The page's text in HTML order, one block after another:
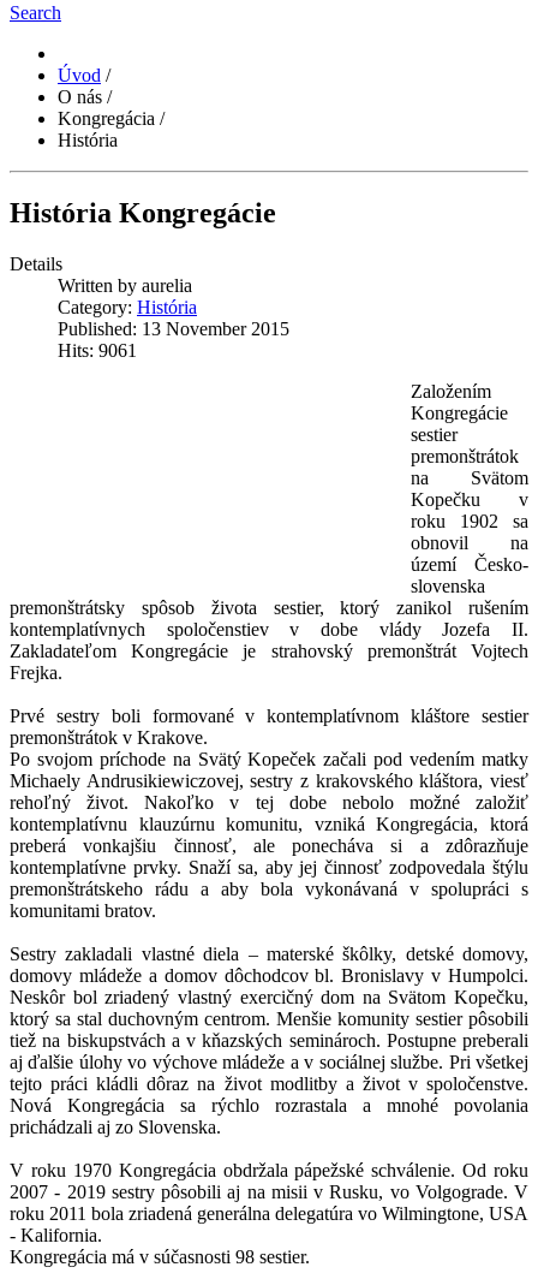
Search
Úvod /
O nás /
Kongregácia /
História
História Kongregácie
Details
Written by aurelia
Category: História
Published: 13 November 2015
Hits: 9061
Založením
Kongregácie
sestier
premonštrátok
na Svätom
Kopečku v
roku 1902 sa
obnovil na
území Česko-
slovenska
premonštrátsky spôsob života sestier, ktorý zanikol rušením
kontemplatívnych spoločenstiev v dobe vlády Jozefa II.
Zakladateľom Kongregácie je strahovský premonštrát Vojtech
Frejka.
Prvé sestry boli formované v kontemplatívnom kláštore sestier
premonštrátok v Krakove.
Po svojom príchode na Svätý Kopeček začali pod vedením matky
Michaely Andrusikiewiczovej, sestry z krakovského kláštora, viesť
rehoľný život. Nakoľko v tej dobe nebolo možné založiť
kontemplatívnu klauzúrnu komunitu, vzniká Kongregácia, ktorá
preberá vonkajšiu činnosť, ale ponecháva si a zdôrazňuje
kontemplatívne prvky. Snaží sa, aby jej činnosť zodpovedala štýlu
premonštrátskeho rádu a aby bola vykonávaná v spolupráci s
komunitami bratov.
Sestry zakladali vlastné diela – materské škôlky, detské domovy,
domovy mládeže a domov dôchodcov bl. Bronislavy v Humpolci.
Neskôr bol zriadený vlastný exercičný dom na Svätom Kopečku,
ktorý sa stal duchovným centrom. Menšie komunity sestier pôsobili
tiež na biskupstvách a v kňazských seminároch. Postupne preberali
aj ďalšie úlohy vo výchove mládeže a v sociálnej službe. Pri všetkej
tejto práci kládli dôraz na život modlitby a život v spoločenstve.
Nová Kongregácia sa rýchlo rozrastala a mnohé povolania
prichádzali aj zo Slovenska.
V roku 1970 Kongregácia obdržala pápežské schválenie. Od roku
2007 - 2019 sestry pôsobili aj na misii v Rusku, vo Volgograde. V
roku 2011 bola zriadená generálna delegatúra vo Wilmingtone, USA
- Kalifornia.
Kongregácia má v súčasnosti 98 sestier.